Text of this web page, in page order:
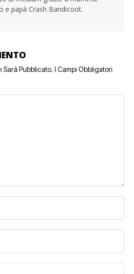
e papà Crash Bandicoot.
Sarà Pubblicato. I Campi Obbligatori